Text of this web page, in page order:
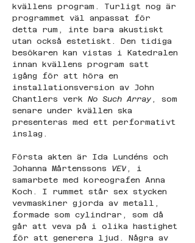
kvällens program. Turligt nog är
programmet väl anpassat för
detta rum, inte bara akustiskt
utan också estetiskt. Den tidiga
besökaren kan vistas i Katedralen
innan kvällens program satt
igång för att höra en
installationsversion av John
Chantlers verk No Such Array , som
senare under kvällen ska
presenteras med ett performativt
inslag.
Första akten är Ida Lundéns och
Johanna Mårtenssons VEV , i
samarbete med koreografen Anna
Koch. I rummet står sex stycken
vevmaskiner gjorda av metall,
formade som cylindrar, som då
går att veva på i olika hastighet
för att generera ljud. Några av